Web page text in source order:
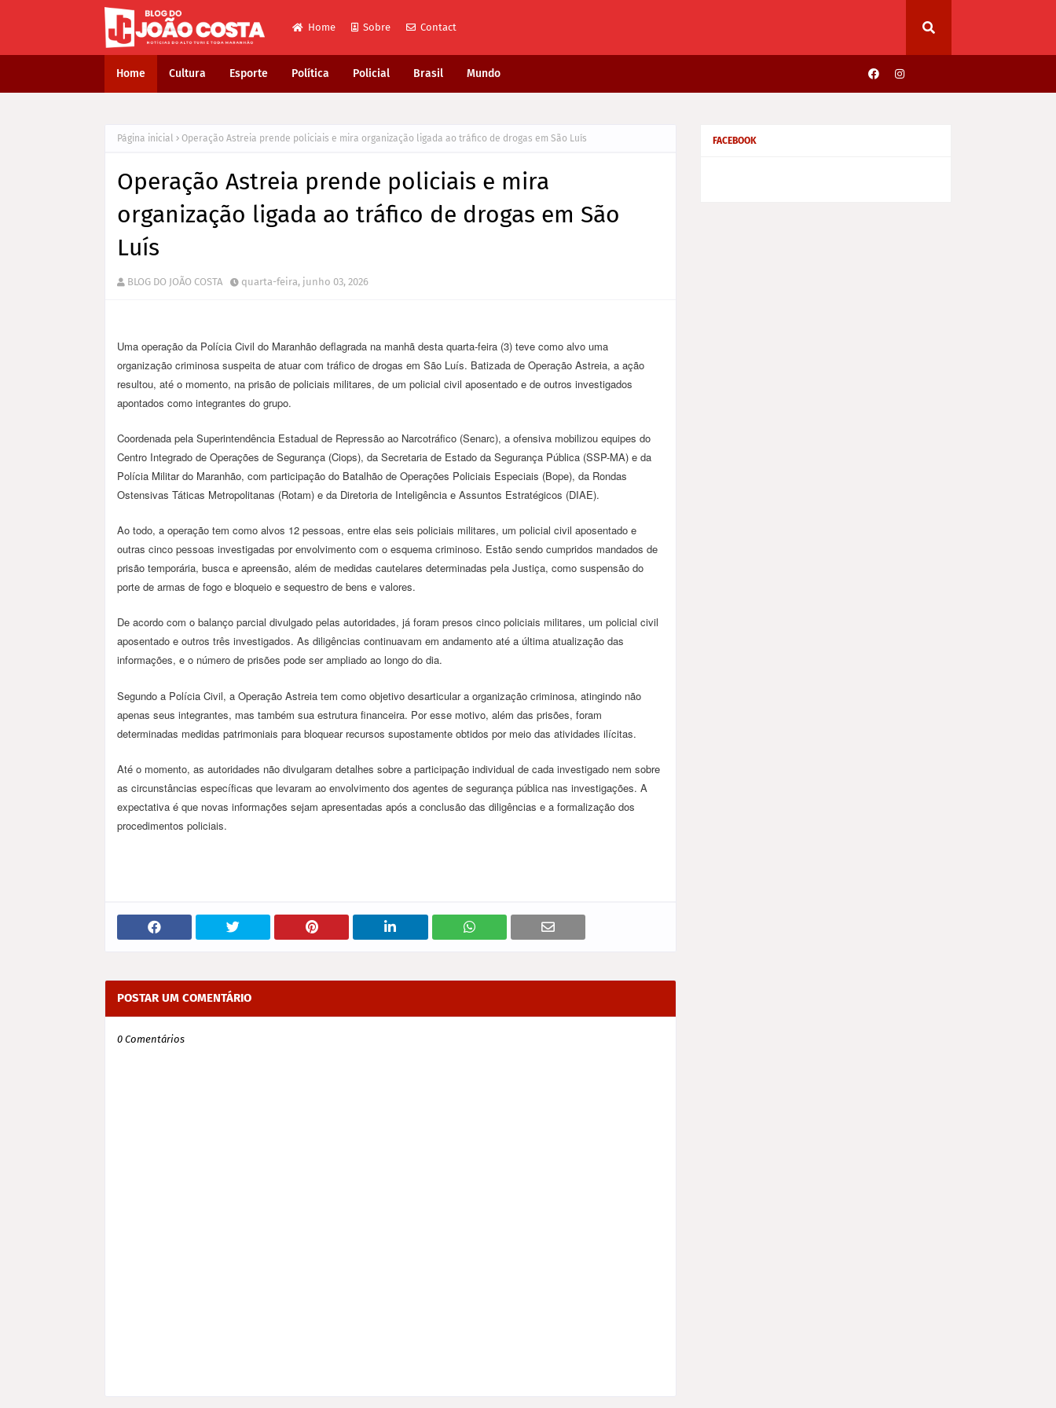
Home Sobre Contact
Home Cultura Esporte Política Policial Brasil Mundo
Página inicial Operação Astreia prende policiais e mira organização ligada ao tráfico de drogas em São Luís
Operação Astreia prende policiais e mira
organização ligada ao tráfico de drogas em São
Luís
BLOG DO JOÃO COSTA quarta-feira, junho 03, 2026
Uma operação da Polícia Civil do Maranhão deflagrada na manhã desta quarta-feira (3) teve como alvo uma
organização criminosa suspeita de atuar com tráfico de drogas em São Luís. Batizada de Operação Astreia, a ação
resultou, até o momento, na prisão de policiais militares, de um policial civil aposentado e de outros investigados
apontados como integrantes do grupo.
Coordenada pela Superintendência Estadual de Repressão ao Narcotráfico (Senarc), a ofensiva mobilizou equipes do
Centro Integrado de Operações de Segurança (Ciops), da Secretaria de Estado da Segurança Pública (SSP-MA) e da
Polícia Militar do Maranhão, com participação do Batalhão de Operações Policiais Especiais (Bope), da Rondas
Ostensivas Táticas Metropolitanas (Rotam) e da Diretoria de Inteligência e Assuntos Estratégicos (DIAE).
Ao todo, a operação tem como alvos 12 pessoas, entre elas seis policiais militares, um policial civil aposentado e
outras cinco pessoas investigadas por envolvimento com o esquema criminoso. Estão sendo cumpridos mandados de
prisão temporária, busca e apreensão, além de medidas cautelares determinadas pela Justiça, como suspensão do
porte de armas de fogo e bloqueio e sequestro de bens e valores.
De acordo com o balanço parcial divulgado pelas autoridades, já foram presos cinco policiais militares, um policial civil
aposentado e outros três investigados. As diligências continuavam em andamento até a última atualização das
informações, e o número de prisões pode ser ampliado ao longo do dia.
Segundo a Polícia Civil, a Operação Astreia tem como objetivo desarticular a organização criminosa, atingindo não
apenas seus integrantes, mas também sua estrutura financeira. Por esse motivo, além das prisões, foram
determinadas medidas patrimoniais para bloquear recursos supostamente obtidos por meio das atividades ilícitas.
Até o momento, as autoridades não divulgaram detalhes sobre a participação individual de cada investigado nem sobre
as circunstâncias específicas que levaram ao envolvimento dos agentes de segurança pública nas investigações. A
expectativa é que novas informações sejam apresentadas após a conclusão das diligências e a formalização dos
procedimentos policiais.
POSTAR UM COMENTÁRIO
0 Comentários
FACEBOOK